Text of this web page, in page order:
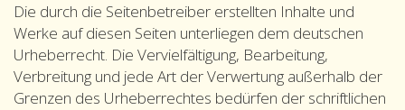
Die durch die Seitenbetreiber erstellten Inhalte und
Werke auf diesen Seiten unterliegen dem deutschen
Urheberrecht. Die Vervielfältigung, Bearbeitung,
Verbreitung und jede Art der Verwertung außerhalb der
Grenzen des Urheberrechtes bedürfen der schriftlichen